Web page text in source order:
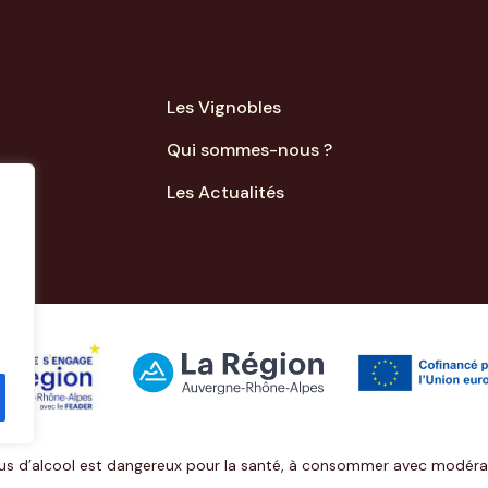
Les Vignobles
Qui sommes-nous ?
Les Actualités
d’alcool est dangereux pour la santé, à consommer avec